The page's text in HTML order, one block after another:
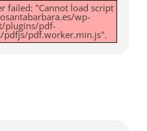
failed: "Cannot load script
wp-
plugins/pdf-
pdfjs/pdf.worker.min.js".